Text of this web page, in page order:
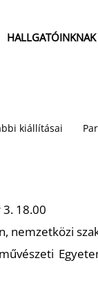
HALLGATÓINKNAK
kiállításai
18.00
nemzetközi